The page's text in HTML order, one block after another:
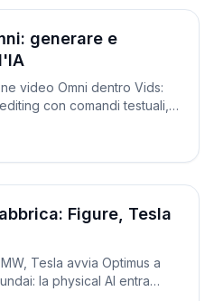
generare e
video Omni dentro Vids:
con comandi testuali,
Figure, Tesla
Tesla avvia Optimus a
la physical AI entra